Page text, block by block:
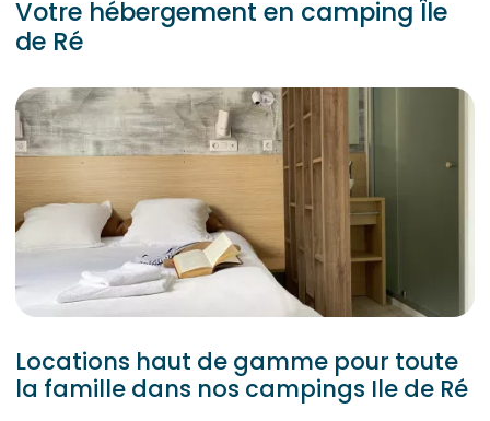
Votre hébergement en camping Île
de Ré
Locations haut de gamme pour toute
la famille dans nos campings Ile de Ré